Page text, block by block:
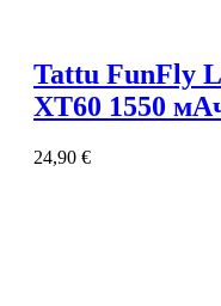
Tattu FunFly
XT60 1550
24,90 €